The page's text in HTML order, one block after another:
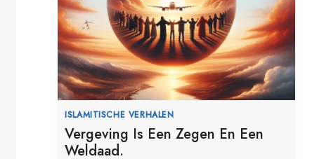
ISLAMITISCHE VERHALEN
Vergeving Is Een Zegen En Een
Weldaad.